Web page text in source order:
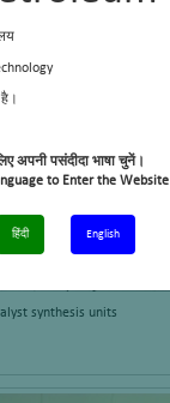
अपनी पसंदीदा भाषा चुनें।
to Enter the Website
हिंदी English
synthesis units